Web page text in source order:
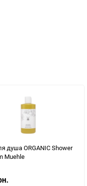
душа ORGANIC Shower
Muehle